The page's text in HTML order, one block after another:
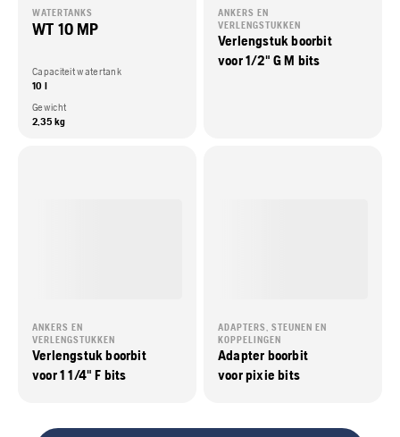
WATERTANKS
WT 10 MP
Capaciteit watertank
10 l
Gewicht
2,35 kg
ANKERS EN
VERLENGSTUKKEN
Verlengstuk boorbit
voor 1/2" G M bits
ANKERS EN
VERLENGSTUKKEN
Verlengstuk boorbit
voor 1 1/4" F bits
ADAPTERS, STEUNEN EN
KOPPELINGEN
Adapter boorbit
voor pixie bits